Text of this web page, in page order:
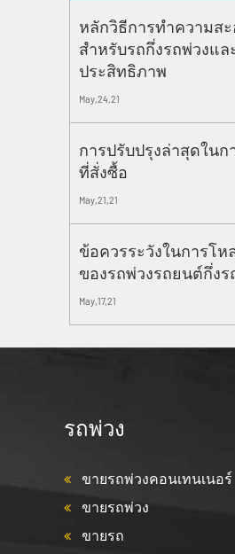
หลักวิธีการทำความส
สำหรับรถกึ่งรถพ่วงแล
ประสิทธิภาพ
May,24,21
การปรับปรุงล่าสุดใน
ที่สั่งซื้อ
May,21,21
ข้อควรระวังในการโ
ของรถพ่วงรถยนต์กึ่งร
May,17,21
รถพ่วง
ขายรถพ่วงคอนเทนเนอร์
ขายรถพ่วง
ขายรถ